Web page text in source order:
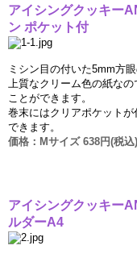
アイシングクッキー
ン ポケット付
ミシン目の付いた5mm方
上質なクリ ーム色の紙なの
ことができます。
巻末にはクリアポケット
できます。
価格： Mサイズ638 円(税込)
アイシングクッキー
ルダーA4